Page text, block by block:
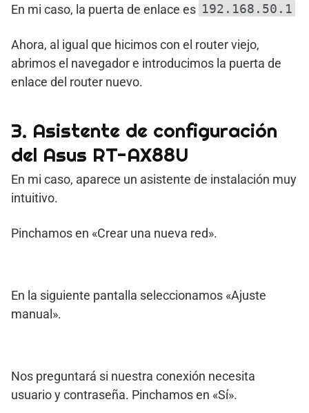
En mi caso, la puerta de enlace es 192.168.50.1
Ahora, al igual que hicimos con el router viejo,
abrimos el navegador e introducimos la puerta de
enlace del router nuevo.
3. Asistente de configuración
del Asus RT-AX88U
En mi caso, aparece un asistente de instalación muy
intuitivo.
Pinchamos en «Crear una nueva red».
En la siguiente pantalla seleccionamos «Ajuste
manual».
Nos preguntará si nuestra conexión necesita
usuario y contraseña. Pinchamos en «Sí».